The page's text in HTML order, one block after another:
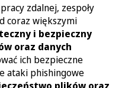
zdalnej, zespoły
coraz większymi
i bezpieczny
oraz danych
ich bezpieczne
ataki phishingowe